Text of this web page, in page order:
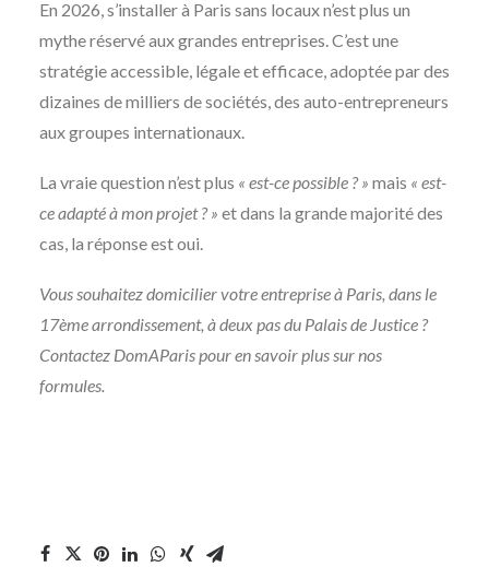
En 2026, s’installer à Paris sans locaux n’est plus un
mythe réservé aux grandes entreprises. C’est une
stratégie accessible, légale et efficace, adoptée par des
dizaines de milliers de sociétés, des auto-entrepreneurs
aux groupes internationaux.
La vraie question n’est plus « est-ce possible ? » mais « est-
ce adapté à mon projet ? » et dans la grande majorité des
cas, la réponse est oui.
Vous souhaitez domicilier votre entreprise à Paris, dans le
17ème arrondissement, à deux pas du Palais de Justice ?
Contactez DomAParis pour en savoir plus sur nos
formules.